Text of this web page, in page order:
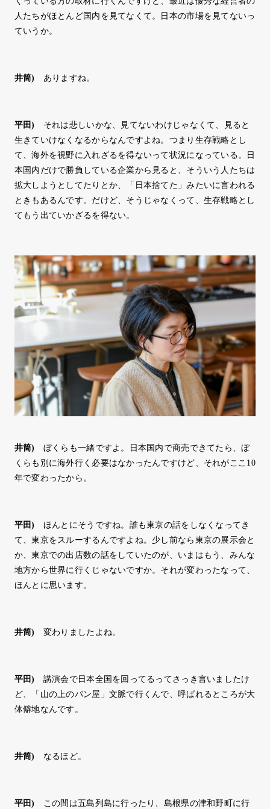
人たちがほとんど国内を見てなくて。日本の市場を見てないっ
ていうか。
井筒) ありますね。
平田)
それは悲しいかな、見てないわけじゃなくて、見ると
生きていけなくなるからなんですよね。つまり生存戦略とし
て、海外を視野に入れざるを得ないって状況になっている。日
本国内だけで勝負している企業から見ると、そういう人たちは
拡大しようとしてたりとか、「日本捨てた」みたいに言われる
ときもあるんです。だけど、そうじゃなくって、生存戦略とし
てもう出ていかざるを得ない。
井筒)
ぼくらも一緒ですよ。日本国内で商売できてたら、ぼ
くらも別に海外行く必要はなかったんですけど、それがここ10
年で変わったから。
平田)
ほんとにそうですね。誰も東京の話をしなくなってき
て、東京をスルーするんですよね。少し前なら東京の展示会と
か、東京での出店数の話をしていたのが、いまはもう、みんな
地方から世界に行くじゃないですか。それが変わったなって、
ほんとに思います。
井筒) 変わりましたよね。
平田)
講演会で日本全国を回ってるってさっき言いましたけ
ど、「山の上のパン屋」文脈で行くんで、呼ばれるところが大
体僻地なんです。
井筒) なるほど。
平田)
この間は五島列島に行ったり、島根県の津和野町に行